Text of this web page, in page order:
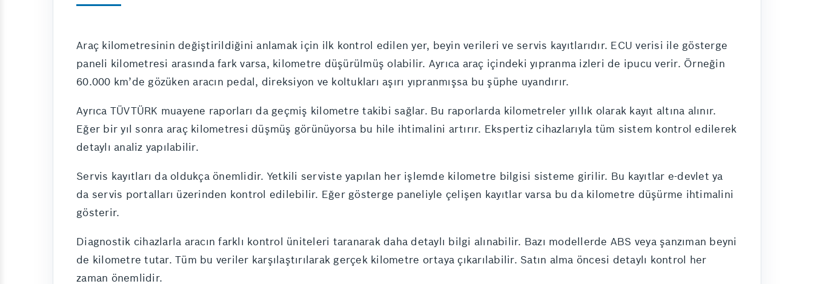
Araç kilometresinin değiştirildiğini anlamak için ilk kontrol edilen yer, beyin verileri ve servis kayıtlarıdır. ECU verisi ile gösterge
paneli kilometresi arasında fark varsa, kilometre düşürülmüş olabilir. Ayrıca araç içindeki yıpranma izleri de ipucu verir. Örneğin
60.000 km’de gözüken aracın pedal, direksiyon ve koltukları aşırı yıpranmışsa bu şüphe uyandırır.
Ayrıca TÜVTÜRK muayene raporları da geçmiş kilometre takibi sağlar. Bu raporlarda kilometreler yıllık olarak kayıt altına alınır.
Eğer bir yıl sonra araç kilometresi düşmüş görünüyorsa bu hile ihtimalini artırır. Ekspertiz cihazlarıyla tüm sistem kontrol edilerek
detaylı analiz yapılabilir.
Servis kayıtları da oldukça önemlidir. Yetkili serviste yapılan her işlemde kilometre bilgisi sisteme girilir. Bu kayıtlar e-devlet ya
da servis portalları üzerinden kontrol edilebilir. Eğer gösterge paneliyle çelişen kayıtlar varsa bu da kilometre düşürme ihtimalini
gösterir.
Diagnostik cihazlarla aracın farklı kontrol üniteleri taranarak daha detaylı bilgi alınabilir. Bazı modellerde ABS veya şanzıman beyni
de kilometre tutar. Tüm bu veriler karşılaştırılarak gerçek kilometre ortaya çıkarılabilir. Satın alma öncesi detaylı kontrol her
zaman önemlidir.